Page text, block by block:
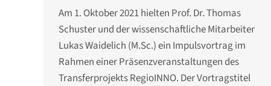
Am 1. Oktober 2021 hielten Prof. Dr. Thomas
Schuster und der wissenschaftliche Mitarbeiter
Lukas Waidelich (M.Sc.) ein Impulsvortrag im
Rahmen einer Präsenzveranstaltungen des
Transferprojekts RegioINNO. Der Vortragstitel